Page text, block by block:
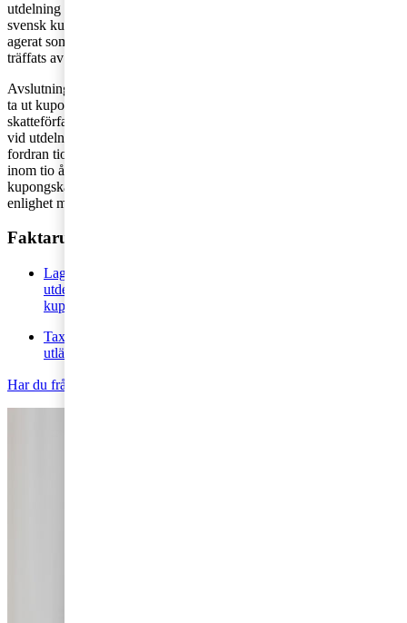
utdelning mellan exempelvis två svenska bolag kan beläggas med
svensk kupongskatt, om det visar sig att den svenska aktieägaren
agerat som bulvan för en utländsk ägare som annars skulle ha
träffats av svensk kupongskatt.
Avslutningsvis är det också bara värt att notera att tidsfristen för att
ta ut kupongskatt skiljer sig från de tidsfrister som normalt gäller i
skatteförfarandet. Skatteverkets fordran på kupongskatt uppkommer
vid utdelningstillfället och enligt preskriptionslagen preskriberas en
fordran tio år efter tillkomsten. Skatteverket måste således senast
inom tio år från det att skattskyldigheten uppkom i efterhand påföra
kupongskatt. Om preskriptionen avbryts förlängs tidsfristen i
enlighet med preskriptionslagens regler.
Faktaruta
Lagrådsremiss 3 september 2015 - Begränsad skattefrihet för
utdelning och nya bestämmelser mot skatteflykt i fråga om
kupongskatt
Tax matters 23 april 2015 - Skattefriheten för utdelning från
utländska företag begränsas
Har du frågor om företagsbeskattning?